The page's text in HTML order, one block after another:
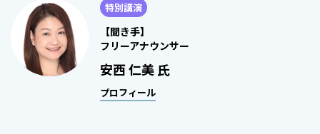
特別講演
【聞き手】
フリーアナウンサー
安西 仁美 氏
プロフィール